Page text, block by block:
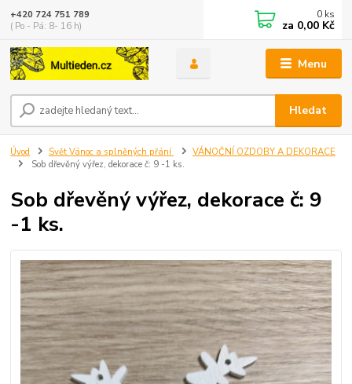
Menu
Hledat
+420 724 751 789
( Po - Pá: 8- 16 h)
0 ks
za 0,00 Kč
Úvod Svět Vánoc a splněných přání
VÁNOČNÍ OZDOBY A DEKORACE
Sob dřevěný výřez, dekorace č: 9 -1 ks.
Sob dřevěný výřez, dekorace č: 9
-1 ks.